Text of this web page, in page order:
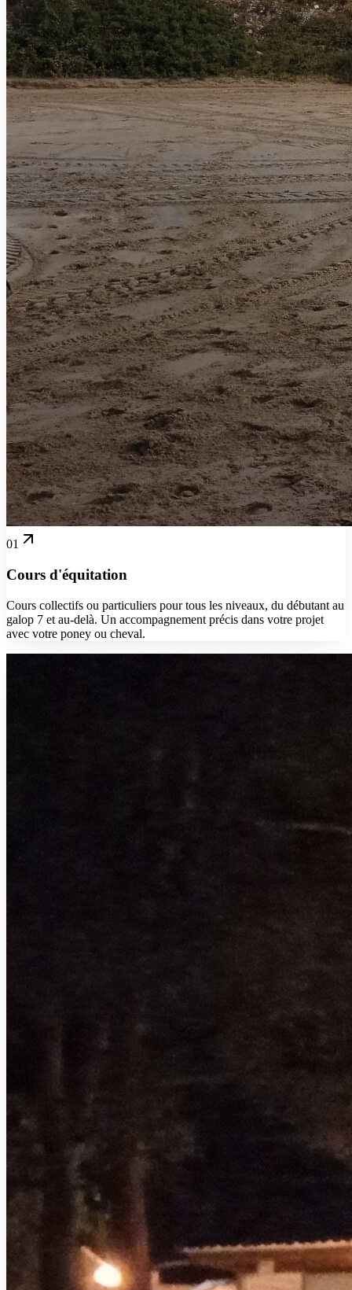
01
Cours d'équitation
Cours collectifs ou particuliers pour tous les niveaux, du débutant au
galop 7 et au-delà. Un accompagnement précis dans votre projet
avec votre poney ou cheval.